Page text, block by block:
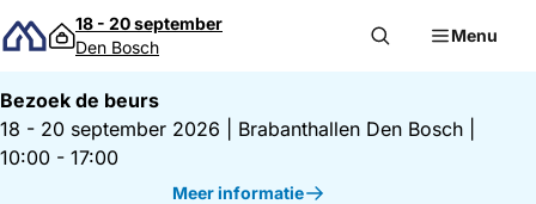
Direct naar inhoud
18 - 20 september
Den Bosch
Menu
Bezoek de beurs
18 - 20 september 2026
Brabanthallen Den Bosch
10:00 - 17:00
Meer informatie